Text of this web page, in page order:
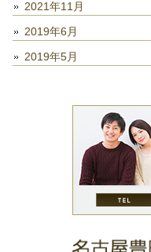
2021年11月
2019年6月
2019年5月